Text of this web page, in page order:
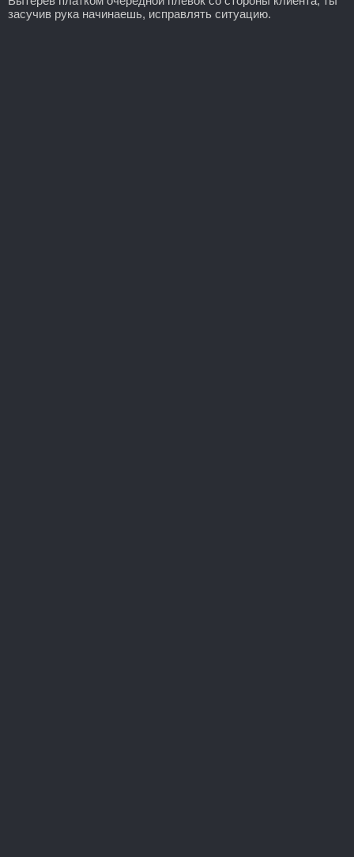
засучив рука начинаешь, исправлять ситуацию.